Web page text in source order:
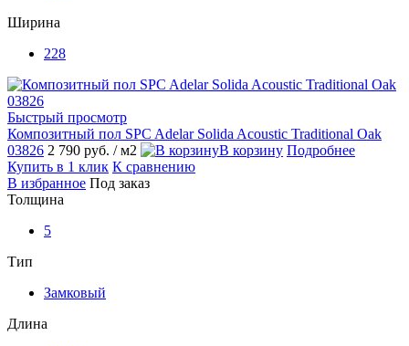
Ширина
228
Быстрый просмотр
Композитный пол SPC Adelar Solida Acoustic Traditional Oak
03826 2 790 руб. / м2 В корзину Подробнее
Купить в 1 клик К сравнению
В избранное Под заказ
Толщина
5
Тип
Замковый
Длина